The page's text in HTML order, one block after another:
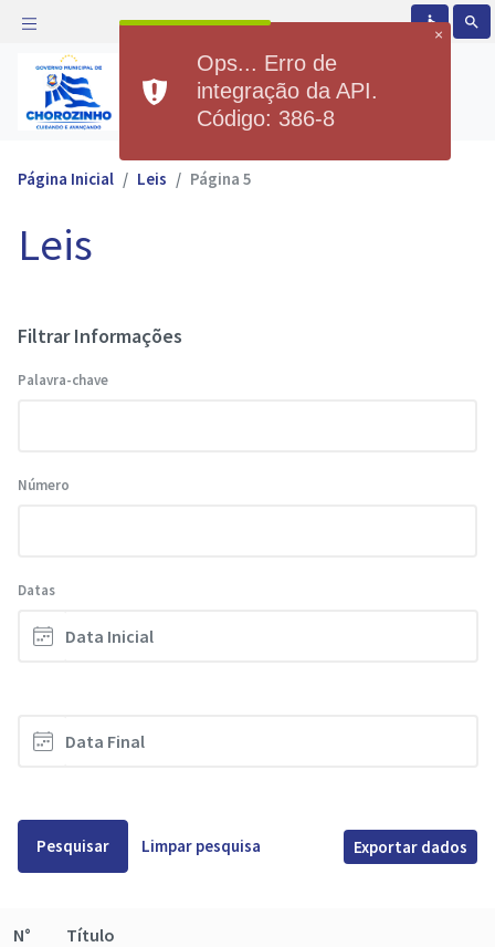
accessible search
Prefeitura Municipal de
Chorozinho
Página Inicial Leis Página 5
Leis
Filtrar Informações
Palavra-chave
Número
Datas
Pesquisar Limpar pesquisa Exportar dados
N° Título
×
Ops... Erro de
integração da API.
Código: 386-8